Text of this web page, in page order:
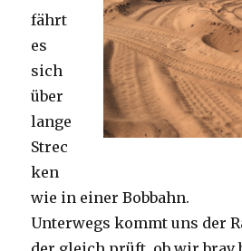
fährt
es
sich
über
lange
Strec
ken
wie in einer Bobbahn.
Unterwegs kommt uns der